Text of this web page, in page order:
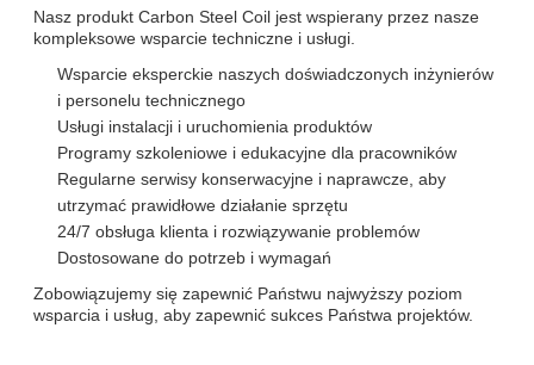
Nasz produkt Carbon Steel Coil jest wspierany przez nasze
kompleksowe wsparcie techniczne i usługi.
Wsparcie eksperckie naszych doświadczonych inżynierów
i personelu technicznego
Usługi instalacji i uruchomienia produktów
Programy szkoleniowe i edukacyjne dla pracowników
Regularne serwisy konserwacyjne i naprawcze, aby
utrzymać prawidłowe działanie sprzętu
24/7 obsługa klienta i rozwiązywanie problemów
Dostosowane do potrzeb i wymagań
Zobowiązujemy się zapewnić Państwu najwyższy poziom
wsparcia i usług, aby zapewnić sukces Państwa projektów.